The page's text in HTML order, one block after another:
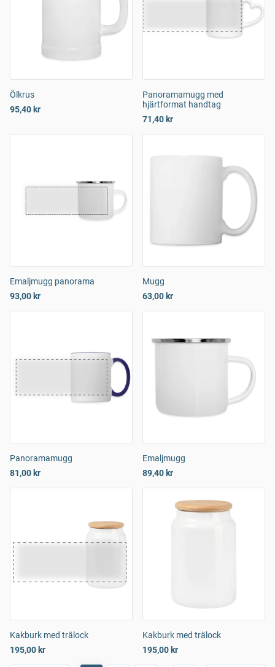
Ölkrus
95,40 kr
Panoramamugg med
hjärtformat handtag
71,40 kr
Emaljmugg panorama
93,00 kr
Mugg
63,00 kr
Panoramamugg
81,00 kr
Emaljmugg
89,40 kr
Kakburk med trälock
195,00 kr
Kakburk med trälock
195,00 kr